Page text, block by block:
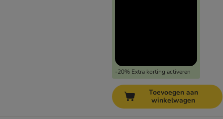
-20% Extra korting activeren
Toevoegen aan
winkelwagen